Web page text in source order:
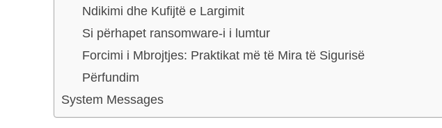
Ndikimi dhe Kufijtë e Largimit
Si përhapet ransomware-i i lumtur
Forcimi i Mbrojtjes: Praktikat më të Mira të Sigurisë
Përfundim
System Messages